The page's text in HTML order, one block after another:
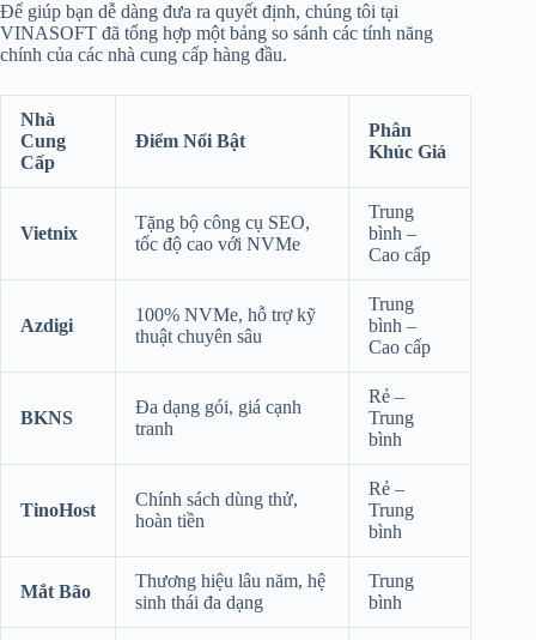
Để giúp bạn dễ dàng đưa ra quyết định, chúng tôi tại
VINASOFT đã tổng hợp một bảng so sánh các tính năng
chính của các nhà cung cấp hàng đầu.
Nhà
Cung
Cấp
Điểm Nổi Bật
Phân
Khúc Giá
Vietnix
Tặng bộ công cụ SEO,
tốc độ cao với NVMe
Trung
bình –
Cao cấp
Azdigi
100% NVMe, hỗ trợ kỹ
thuật chuyên sâu
Trung
bình –
Cao cấp
BKNS
Đa dạng gói, giá cạnh
tranh
Rẻ –
Trung
bình
TinoHost
Chính sách dùng thử,
hoàn tiền
Rẻ –
Trung
bình
Mắt Bão
Thương hiệu lâu năm, hệ
sinh thái đa dạng
Trung
bình